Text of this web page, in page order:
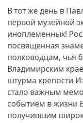
В тот же день в
первой музейной
иноплеменных!
посвященная
полководцам, чья
Владимирским
штурма крепости
стало важным
событием в жизни
получившим